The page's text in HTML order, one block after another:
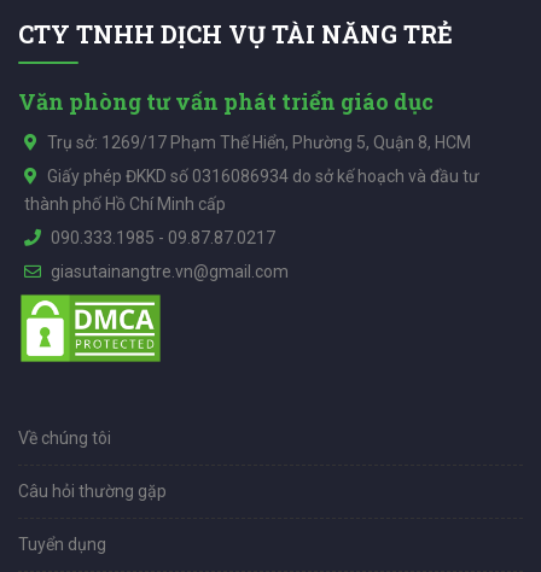
CTY TNHH DỊCH VỤ TÀI NĂNG TRẺ
Văn phòng tư vấn phát triển giáo dục
Trụ sở: 1269/17 Phạm Thế Hiển, Phường 5, Quận 8, HCM
Giấy phép ĐKKD số 0316086934 do sở kế hoạch và đầu tư
thành phố Hồ Chí Minh cấp
090.333.1985 - 09.87.87.0217
giasutainangtre.vn@gmail.com
Về chúng tôi
Câu hỏi thường gặp
Tuyển dụng